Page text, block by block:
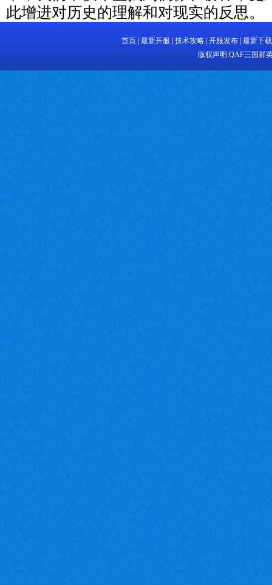
此增进对历史的理解和对现实的反思。
首页| 最新开服 技术攻略| 开服发布| 最新下载
版权声明:QAF三国群